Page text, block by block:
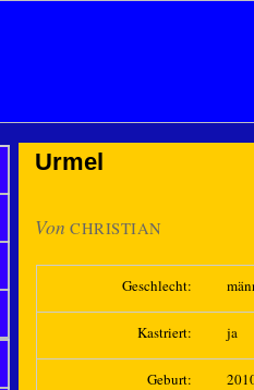
Urmel
Von CHRISTIAN
Geschlecht:
Kastriert: ja
Geburt: